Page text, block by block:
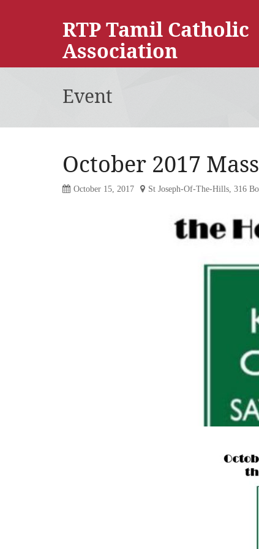
RTP Tamil Catholic
Association
Event
October 2017 Mass
October 15, 2017 St Joseph-Of-The-Hills, 316